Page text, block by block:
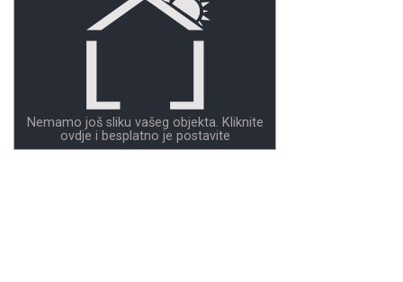
Nemamo još sliku vašeg objekta. Kliknite
ovdje i besplatno je postavite